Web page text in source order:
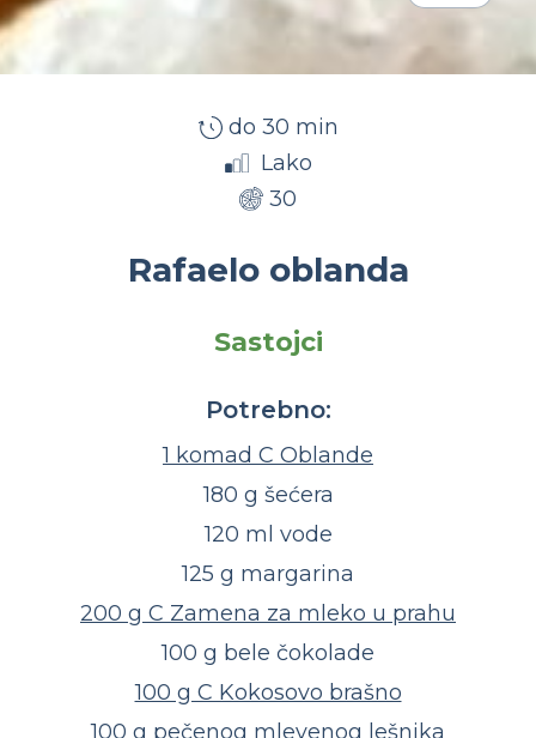
do 30 min
Lako
30
Rafaelo oblanda
Sastojci
Potrebno:
1 komad C Oblande
180 g šećera
120 ml vode
125 g margarina
200 g C Zamena za mleko u prahu
100 g bele čokolade
100 g C Kokosovo brašno
100 g pečenog mlevenog lešnika